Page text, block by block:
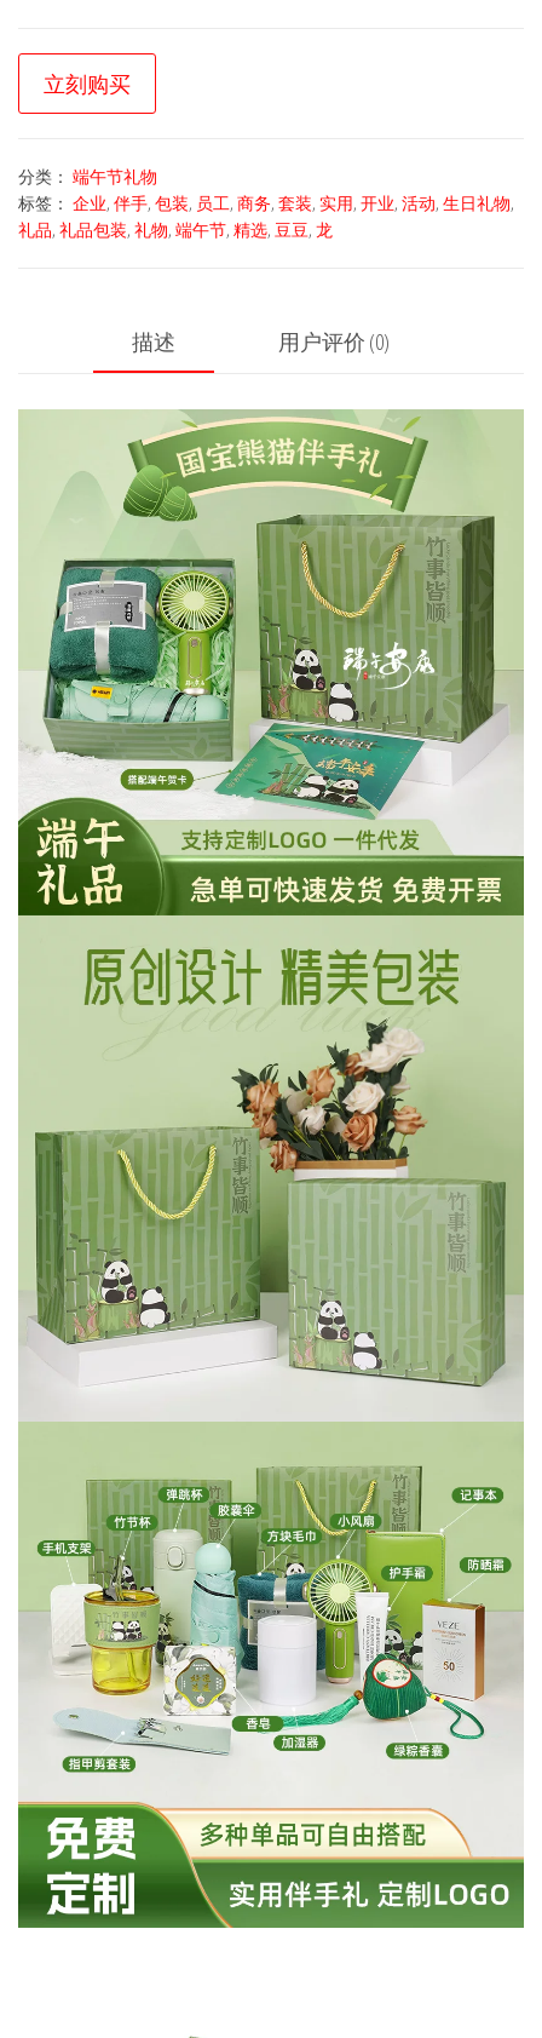
立刻购买
分类： 端午节礼物
标签： 企业, 伴手, 包装, 员工, 商务, 套装, 实用, 开业, 活动, 生日礼物,
礼品, 礼品包装, 礼物, 端午节, 精选, 豆豆, 龙
描述 用户评价 (0)